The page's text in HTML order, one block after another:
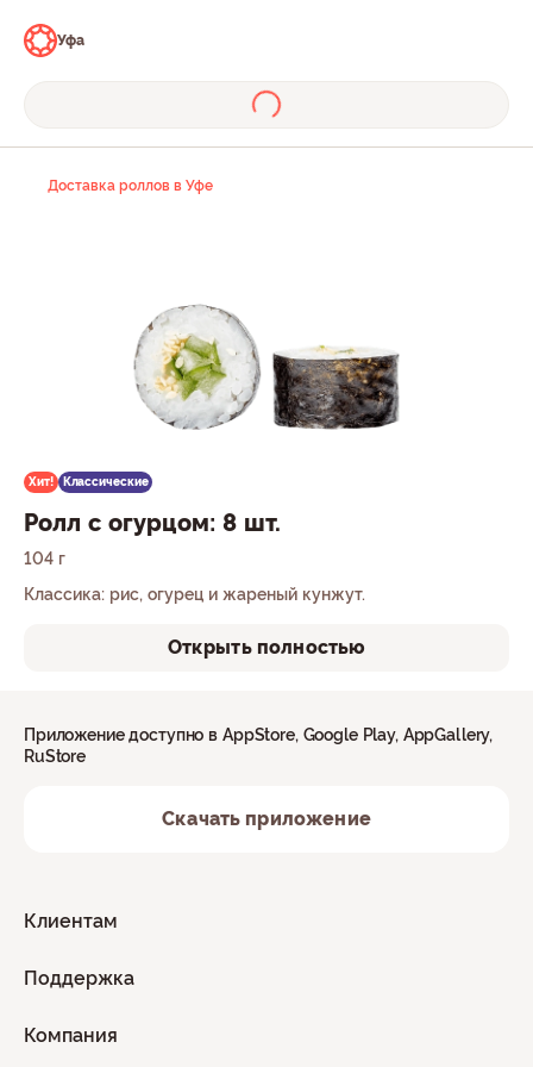
Уфа
Доставка роллов в Уфе
Хит! Классические
Ролл с огурцом: 8 шт.
104 г
Классика: рис, огурец и жареный кунжут.
Открыть полностью
Клиентам
Поддержка
Компания
Приложение доступно в AppStore, Google Play, AppGallery,
RuStore
Скачать приложение